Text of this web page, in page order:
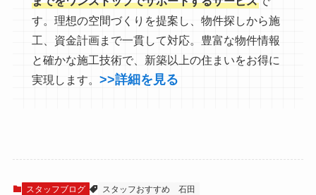
す。理想の空間づくりを提案し、物件探しから施
工、資金計画まで一貫して対応。豊富な物件情報
と確かな施工技術で、新築以上の住まいをお得に
実現します。 >>詳細を見る
スタッフブログ スタッフおすすめ 石田